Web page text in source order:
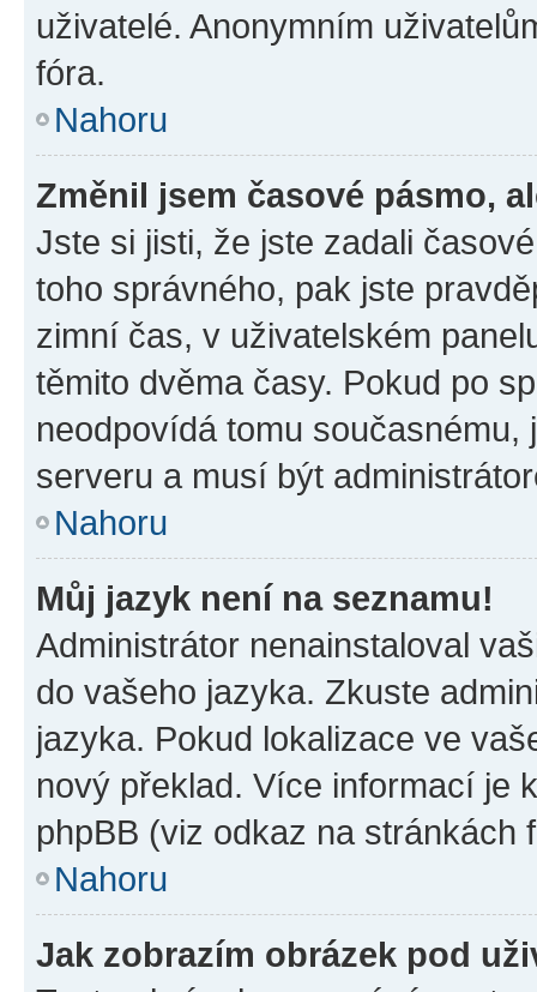
uživatelé. Anonymním
fóra.
Nahoru
Změnil jsem časové pásmo,
Jste si jisti, že jste zadali
toho správného, pak jste
zimní čas, v uživatelském
těmito dvěma časy. Pokud po
neodpovídá tomu
serveru a musí být
Nahoru
Můj jazyk není na seznamu!
Administrátor nenainstaloval
do vašeho jazyka. Zkuste
jazyka. Pokud lokalizace ve
nový překlad. Více informací je
phpBB (viz odkaz na stránkách
Nahoru
Jak zobrazím obrázek pod